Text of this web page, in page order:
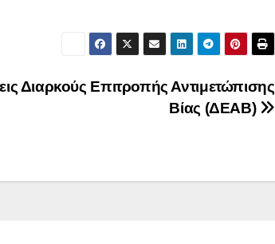
Διαρκούς Επιτροπής Αντιμετώπισης
Βίας (ΔΕΑΒ)